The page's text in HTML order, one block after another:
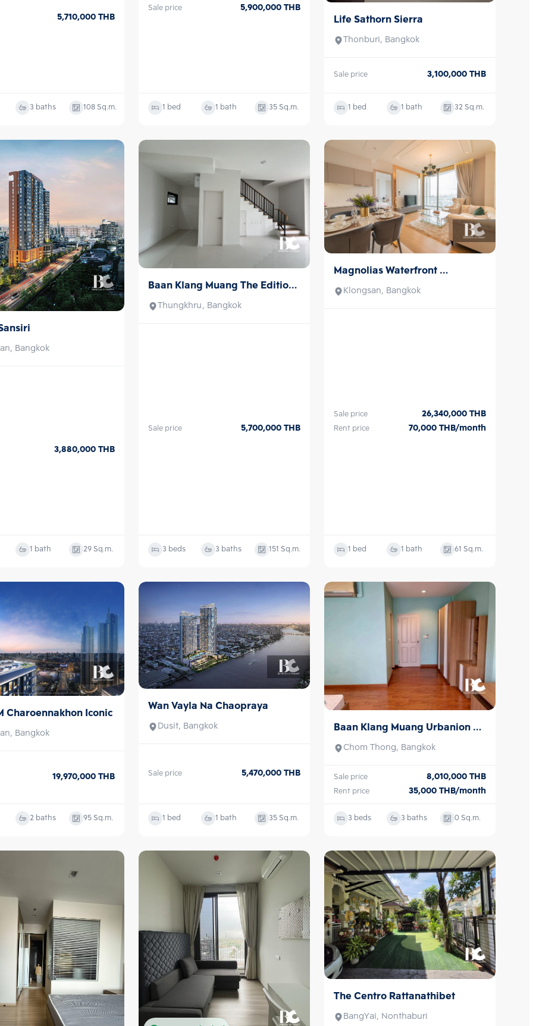
5,710,000THB
3 baths 108Sq.m.
Sale price 5,900,000THB
1 bed 1 bath 35Sq.m.
Sale
Life Sathorn Sierra
Thonburi, Bangkok
Sale price 3,100,000THB
1 bed 1 bath 32Sq.m.
Bangkok
3,880,000THB
1 bath 29Sq.m.
Sale
Baan Klang Muang The Edition
Sathorn-Suksawat
Thungkhru, Bangkok
Sale price 5,700,000THB
3 beds 3 baths 151 Sq.m.
Sale/Rent
Magnolias Waterfront
Residences ICONSIAM
Klongsan, Bangkok
Sale price 26,340,000THB
Rent price 70,000THB/month
1 bed 1 bath 61 Sq.m.
Charoennakhon Iconic
Bangkok
19,970,000THB
2 baths 95Sq.m.
Sale
Wan Vayla Na Chaopraya
Dusit, Bangkok
Sale price 5,470,000THB
1 bed 1 bath 35Sq.m.
Sale/Rent
Baan Klang Muang Urbanion
Sathorn-Taksin
Chom Thong, Bangkok
Sale price 8,010,000THB
Rent price 35,000THB/month
3 beds 3 baths 0 Sq.m.
Sale
The Centro Rattanathibet
BangYai, Nonthaburi